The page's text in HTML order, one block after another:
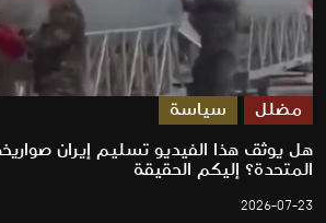
مضلل سياسة
هل يوثق هذا الفيديو تسليم إيران
المتحدة؟ إليكم الحقيقة
2026-07-23